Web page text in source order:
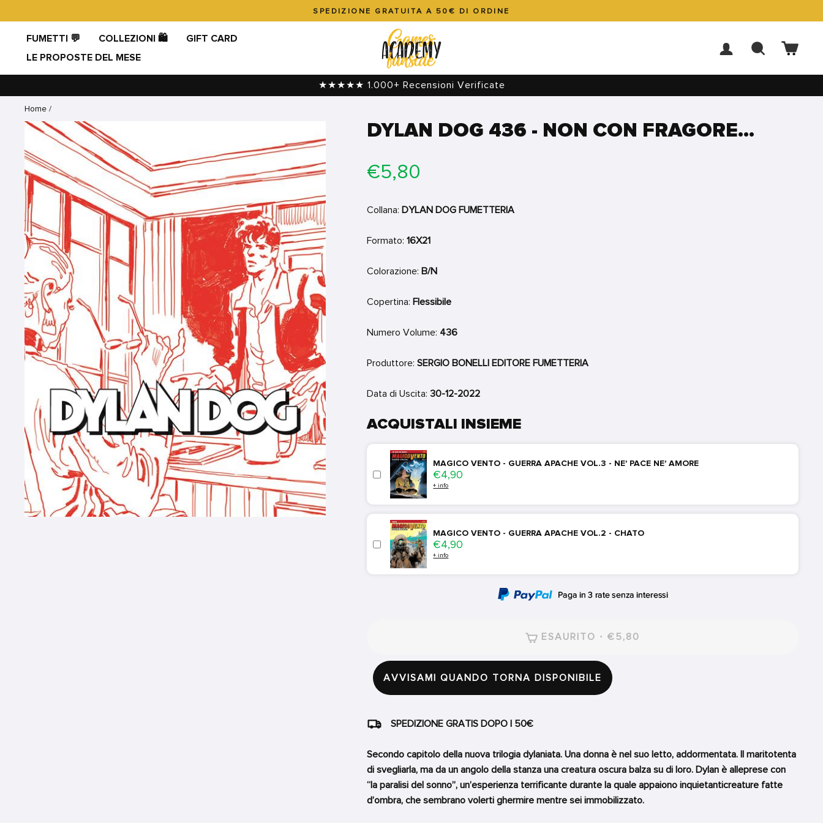
direttamente
contenuti
in
pausa
SPEDIZIONE GRATUITA A 50€ DI ORDINE
FUMETTI 💬 COLLEZIONI 🛍️
GIFT CARD
LE PROPOSTE DEL MESE
ACCEDI CERCA
★★★★★ 1.000+ Recensioni Verificate
Home /
DYLAN DOG 436 - NON CON FRAGORE...
Prezzo
di
€5,80
Collana: DYLAN DOG FUMETTERIA
Formato:16X21
Colorazione: B/N
Copertina: Flessibile
Numero Volume: 436
Produttore:SERGIO BONELLI EDITORE FUMETTERIA
Data di Uscita: 30-12-2022
ACQUISTALI INSIEME
MAGICO VENTO - GUERRA APACHE VOL.3 - NE' PACE NE' AMORE
Price
€4,90
+ info
MAGICO VENTO - GUERRA APACHE VOL.2 - CHATO
Price
€4,90
+ info
ESAURITO · €5,80
AVVISAMI QUANDO TORNA DISPONIBILE
SPEDIZIONE GRATIS DOPO I 50€
Secondo capitolo della nuova trilogia dylaniata. Una donna è nel suo letto, addormentata. Il maritotenta
di svegliarla, ma da un angolo della stanza una creatura oscura balza su di loro. Dylan è alleprese con
“la paralisi del sonno”, un’esperienza terrificante durante la quale appaiono inquietanticreature fatte
d’ombra, che sembrano volerti ghermire mentre sei immobilizzato.